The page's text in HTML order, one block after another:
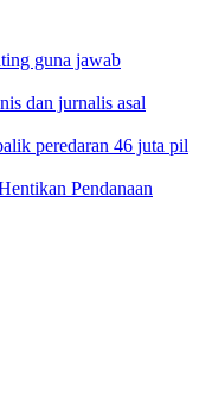
guna jawab
dan jurnalis asal
peredaran 46 juta pil
Pendanaan